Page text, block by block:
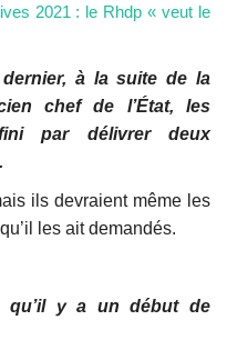
2021 : le Rhdp « veut le
à la suite de la
chef de l’État, les
par délivrer deux
ils devraient même les
les ait demandés.
qu’il y a un début de